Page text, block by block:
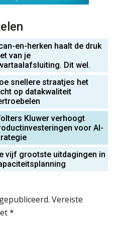
en-herken haalt de druk
van je
Dit wel.
snellere straatjes het
op datakwaliteit
Kluwer verhoogt
voor AI-
vijf grootste uitdagingen in
Vereiste
*
Copilot gebruiken? Zorg
naar het ambacht
definitief: dit
je accountantskantoor vóór 15
geregeld hebben
SharePoint en Copilot je de
op klantdossiers schuldig
CRM in de accountancy
meer ruis dan overzicht brengt”
& AI | “Accountancywerk
sneller dan de meeste
beseffen”
kloppen. Maar klopt de
ook?
– Heythuysen
– Enschede